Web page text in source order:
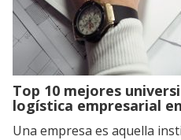
Top 10 mejores
logística empresarial
Una empresa es aquella